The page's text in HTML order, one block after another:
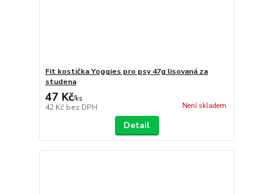
Fit kostička Yoggies pro psy 47g lisovaná za
studena
47 Kč/ks
42 Kč bez DPH Není skladem
Detail